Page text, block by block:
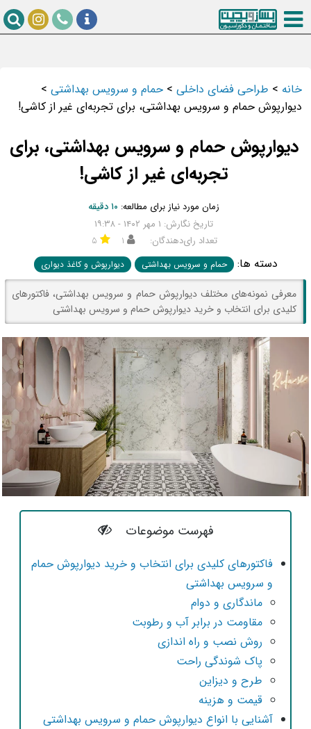
خانه>طراحی فضای داخلی>حمام و سرویس بهداشتی>
دیوارپوش حمام و سرویس بهداشتی، برای تجربه‌ای غیر از کاشی!
دیوارپوش حمام و سرویس بهداشتی، برای
تجربه‌ای غیر از کاشی!
زمان مورد نیاز برای مطالعه:۱۰ دقیقه
تاریخ نگارش: ۱ مهر ۱۴۰۲ - ۱۹:۳۸
تعداد رای‌دهندگان:
۱ ۵
دسته ها: حمام و سرویس بهداشتی دیوارپوش و کاغذ دیواری
معرفی نمونه‌های مختلف دیوارپوش حمام و سرویس بهداشتی، فاکتورهای
کلیدی برای انتخاب و خرید دیوارپوش حمام و سرویس بهداشتی
فهرست موضوعات
فاکتورهای کلیدی برای انتخاب و خرید دیوارپوش حمام
و سرویس بهداشتی
ماندگاری و دوام
مقاومت در برابر آب و رطوبت
روش نصب و راه اندازی
پاک شوندگی راحت
طرح و دیزاین
قیمت و هزینه
آشنایی با انواع دیوارپوش حمام و سرویس بهداشتی